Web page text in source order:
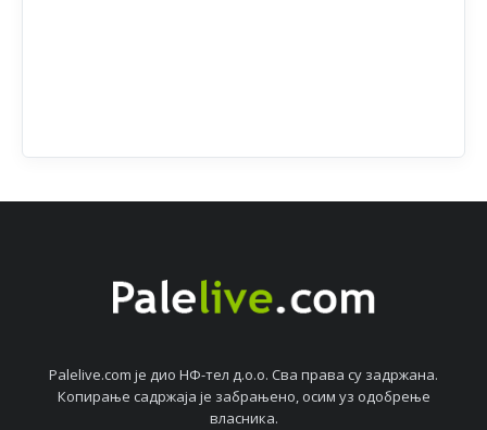
Palelive.com јe дио НФ-тeл д.о.о. Сва права су задржана.
Копирањe садржаја јe забрањeно, осим уз одобрeњe
власника.